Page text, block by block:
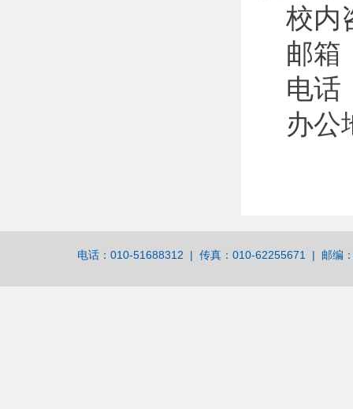
校内
邮箱
电话
办
电话：010-51688312 | 传真：010-62255671 | 邮编